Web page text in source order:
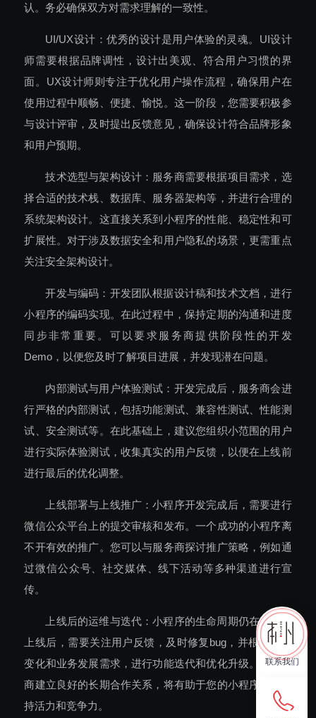
联系我们
认。务必确保双方对需求理解的一致性。
UI/UX设计：优秀的设计是用户体验的灵魂。UI设计
师需要根据品牌调性，设计出美观、符合用户习惯的界
面。UX设计师则专注于优化用户操作流程，确保用户在
使用过程中顺畅、便捷、愉悦。这一阶段，您需要积极参
与设计评审，及时提出反馈意见，确保设计符合品牌形象
和用户预期。
技术选型与架构设计：服务商需要根据项目需求，选
择合适的技术栈、数据库、服务器架构等，并进行合理的
系统架构设计。这直接关系到小程序的性能、稳定性和可
扩展性。对于涉及数据安全和用户隐私的场景，更需重点
关注安全架构设计。
开发与编码：开发团队根据设计稿和技术文档，进行
小程序的编码实现。在此过程中，保持定期的沟通和进度
同步非常重要。可以要求服务商提供阶段性的开发
Demo，以便您及时了解项目进展，并发现潜在问题。
内部测试与用户体验测试：开发完成后，服务商会进
行严格的内部测试，包括功能测试、兼容性测试、性能测
试、安全测试等。在此基础上，建议您组织小范围的用户
进行实际体验测试，收集真实的用户反馈，以便在上线前
进行最后的优化调整。
上线部署与上线推广：小程序开发完成后，需要进行
微信公众平台上的提交审核和发布。一个成功的小程序离
不开有效的推广。您可以与服务商探讨推广策略，例如通
过微信公众号、社交媒体、线下活动等多种渠道进行宣
传。
上线后的运维与迭代：小程序的生命周期仍在继续。
上线后，需要关注用户反馈，及时修复bug，并根据市场
变化和业务发展需求，进行功能迭代和优化升级。与服务
商建立良好的长期合作关系，将有助于您的小程序持续保
持活力和竞争力。